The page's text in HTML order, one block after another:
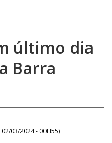
último dia
Barra
02/03/2024 - 00H55)